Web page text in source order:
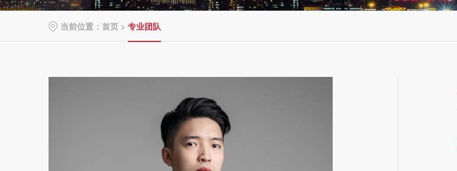
当前位置： 首页 > 专业团队